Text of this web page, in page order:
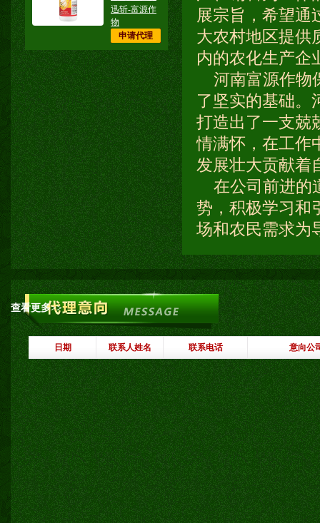
迅斩-富源作
物
申请代理
展宗旨，希望通
大农村地区提供
内的农化生产企
河南富源作物
了坚实的基础。
打造出了一支兢
情满怀，在工作
发展壮大贡献着
在公司前进的
势，积极学习和
场和农民需求为
查看更多>>